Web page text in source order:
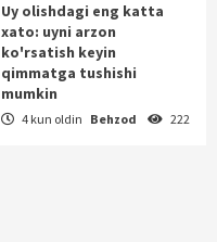
Uy olishdagi eng katta
xato: uyni arzon
ko'rsatish keyin
qimmatga tushishi
mumkin
4 kun oldin Behzod 222